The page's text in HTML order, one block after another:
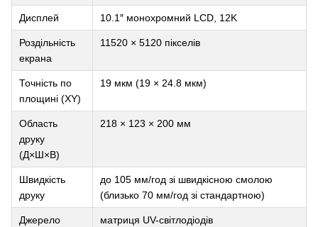
Дисплей 10.1″ монохромний LCD, 12K
Роздільність
екрана
11520 × 5120 пікселів
Точність по
площині (XY)
19 мкм (19 × 24.8 мкм)
Область
друку
(Д×Ш×В)
218 × 123 × 200 мм
Швидкість
друку
до 105 мм/год зі швидкісною смолою
(близько 70 мм/год зі стандартною)
Джерело
матриця UV-світлодіодів